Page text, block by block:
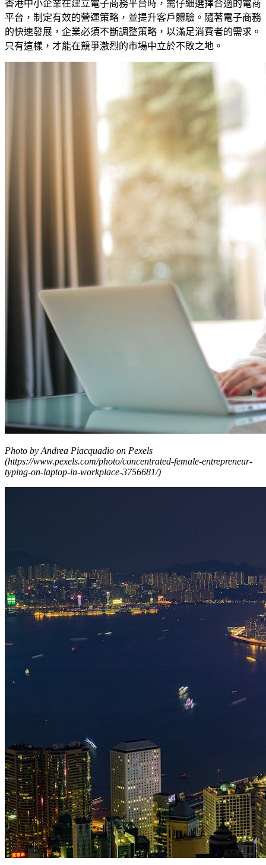
香港中小企業在建立電子商務平台時，需仔細選擇合適的電商
平台，制定有效的營運策略，並提升客戶體驗。隨著電子商務
的快速發展，企業必須不斷調整策略，以滿足消費者的需求。
只有這樣，才能在競爭激烈的市場中立於不敗之地。
Photo by Andrea Piacquadio on Pexels
(https://www.pexels.com/photo/concentrated-female-entrepreneur-
typing-on-laptop-in-workplace-3756681/)